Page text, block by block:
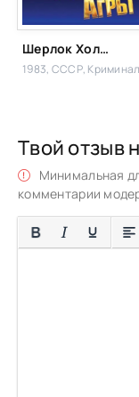
Шерлок Холмс и доктор Ватсон: Сокровища Агры
1983, СССР, Криминал,
Твой отзыв
Минимальная
комментарии